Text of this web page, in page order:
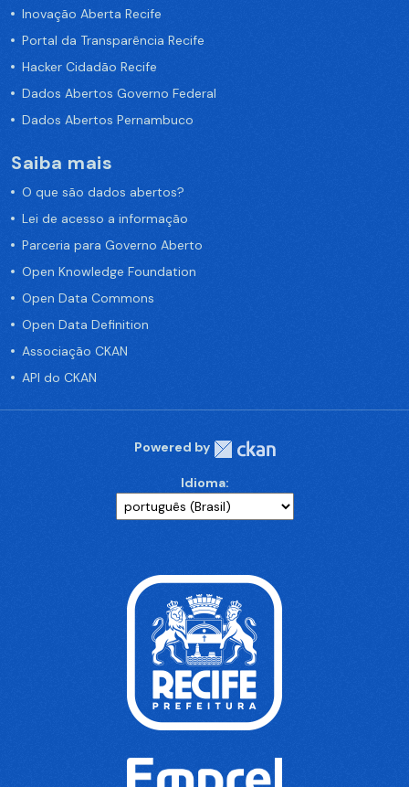
Inovação Aberta Recife
Portal da Transparência Recife
Hacker Cidadão Recife
Dados Abertos Governo Federal
Dados Abertos Pernambuco
Saiba mais
O que são dados abertos?
Lei de acesso a informação
Parceria para Governo Aberto
Open Knowledge Foundation
Open Data Commons
Open Data Definition
Associação CKAN
API do CKAN
Powered by
Idioma